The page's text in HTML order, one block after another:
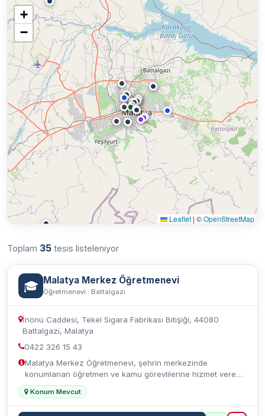
+
−
Leaflet | ©OpenStreetMap
Toplam 35 tesis listeleniyor
🎓 Malatya Merkez Öğretmenevi
Öğretmenevi · Battalgazi̇
İnönü Caddesi, Tekel Sigara Fabrikası Bitişiği, 44080
Battalgazi, Malatya
0422 326 15 43
Malatya Merkez Öğretmenevi, şehrin merkezinde
konumlanan öğretmen ve kamu görevlilerine hizmet veren
tesistir. Restoran, düğün salonu ve konferans olanakları
sunmaktadır.
Konum Mevcut